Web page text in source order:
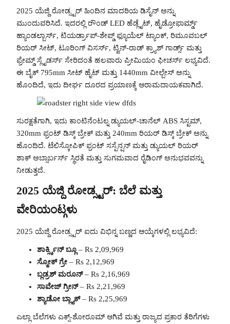
2025 ಯೆಜ್ದಿ ರೋಡ್ಸ್ಟರ್ ಹಿಂದಿನ ಮಾದರಿಯ ಡಿಸೈನ್ ಅನ್ನು
ಮುಂದುವರಿಸಿದೆ. ಇದರಲ್ಲಿ ರೌಂಡ್ LED ಹೆಡ್ಲೈಟ್, ಹೈಡ್ರೋಫಾರ್ಮ್ಡ್
ಹ್ಯಾಂಡಲ್ಬಾರ್ಸ್, ಟಿಯರ್ಡ್ರಾಪ್-ಶೇಪ್ಡ್ ಫ್ಯೂಯೆಲ್ ಟ್ಯಾಂಕ್, ರಿಮೂವಬಲ್
ರಿಯರ್ ಸೀಟ್, ಟೂರಿಂಗ್ ವಿಸರ್ಸ್, ಟ್ವಿನ್-ರಾಡ್ ಕ್ರ್ಯಾಶ್ ಗಾರ್ಡ್ಸ್ ಮತ್ತು
ಫ್ರೇಮ್ಡ್ ಸ್ಲೈಡರ್ಸ್ ಸೇರಿದಂತೆ ಹಲವಾರು ಪ್ರೀಮಿಯಂ ಫೀಚರ್ಸ್ ಲಭ್ಯವಿದೆ.
ಈ ಬೈಕ್ 795mm ಸೀಟ್ ಹೈಟ್ ಮತ್ತು 1440mm ವೀಲ್ಬೇಸ್ ಅನ್ನು
ಹೊಂದಿದೆ, ಇದು ದೀರ್ಘ ದೂರದ ಪ್ರಯಾಣಕ್ಕೆ ಆರಾಮದಾಯಕವಾಗಿದೆ.
ಸುರಕ್ಷತೆಗಾಗಿ, ಇದು ಕಾಂಟಿನೆಂಟಲ್ನ ಡ್ಯುಯಲ್-ಚಾನೆಲ್ ABS ಸಿಸ್ಟಮ್,
320mm ಫ್ರಂಟ್ ಡಿಸ್ಕ್ ಬ್ರೇಕ್ ಮತ್ತು 240mm ರಿಯರ್ ಡಿಸ್ಕ್ ಬ್ರೇಕ್ ಅನ್ನು
ಹೊಂದಿದೆ. ಟೆಲಿಸ್ಕೋಪಿಕ್ ಫ್ರಂಟ್ ಸಸ್ಪೆನ್ಷನ್ ಮತ್ತು ಡ್ಯುಯಲ್ ರಿಯರ್
ಶಾಕ್ ಅಬ್ಸಾರ್ಬರ್ಸ್ ಸ್ಥಿರತೆ ಮತ್ತು ಸುಗಮವಾದ ರೈಡಿಂಗ್ ಅನುಭವವನ್ನು
ನೀಡುತ್ತದೆ.
2025 ಯೆಜ್ದಿ ರೋಡ್ಸ್ಟರ್: ಬೆಲೆ ಮತ್ತು
ವೇರಿಯಂಟ್ಗಳು
2025 ಯೆಜ್ದಿ ರೋಡ್ಸ್ಟರ್ ಐದು ವಿಭಿನ್ನ ಬಣ್ಣದ ಆಯ್ಕೆಗಳಲ್ಲಿ ಲಭ್ಯವಿದೆ:
ಶಾರ್ಕ್ಸ್ಕಿನ್ ಬ್ಲೂ – Rs 2,09,969
ಸ್ಮೋಕ್ ಗ್ರೇ – Rs 2,12,969
ಬ್ಲಡ್ರಶ್ ಮರೂನ್– Rs 2,16,969
ಸಾವೇಜ್ ಗ್ರೀನ್– Rs 2,21,969
ಶ್ಯಾಡೋ ಬ್ಲ್ಯಾಕ್– Rs 2,25,969
ಎಲ್ಲಾ ಬೆಲೆಗಳು ಎಕ್ಸ್-ಶೋರೂಮ್ ಆಗಿವೆ ಮತ್ತು ರಾಜ್ಯದ ಪ್ರಕಾರ ತೆರಿಗೆಗಳು